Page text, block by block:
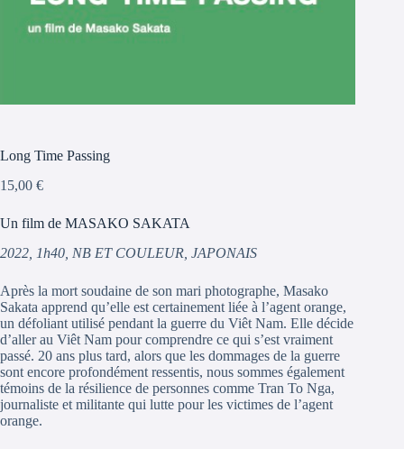
Long Time Passing
15,00 €
Un film de MASAKO SAKATA
2022, 1h40, NB ET COULEUR, JAPONAIS
Après la mort soudaine de son mari photographe, Masako
Sakata apprend qu’elle est certainement liée à l’agent orange,
un défoliant utilisé pendant la guerre du Viêt Nam. Elle décide
d’aller au Viêt Nam pour comprendre ce qui s’est vraiment
passé. 20 ans plus tard, alors que les dommages de la guerre
sont encore profondément ressentis, nous sommes également
témoins de la résilience de personnes comme Tran To Nga,
journaliste et militante qui lutte pour les victimes de l’agent
orange.